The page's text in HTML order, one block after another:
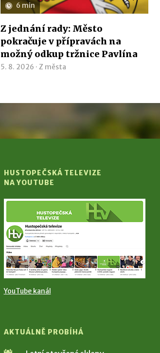
6 min
Z jednání rady: Město
pokračuje v přípravách na
možný odkup tržnice Pavlína
5. 8. 2026 ·Z města
HUSTOPEČSKÁ TELEVIZE
NA YOUTUBE
YouTube kanál
AKTUÁLNĚ PROBÍHÁ